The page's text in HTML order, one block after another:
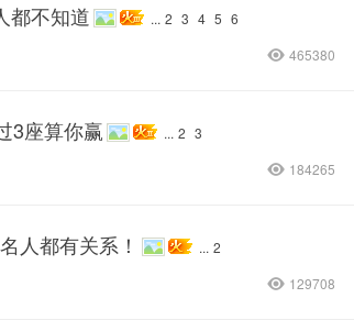
都不知道 ... 2 3 4 5 6
465380
3座算你赢 ... 2 3
184265
人都有关系！ ... 2
129708